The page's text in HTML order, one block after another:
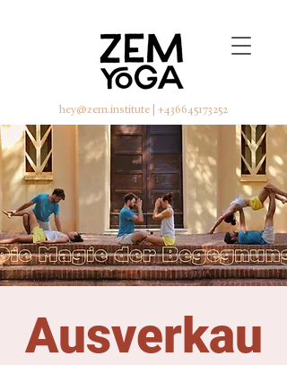
hey@zem.institute| +436645173252
Ausverkau